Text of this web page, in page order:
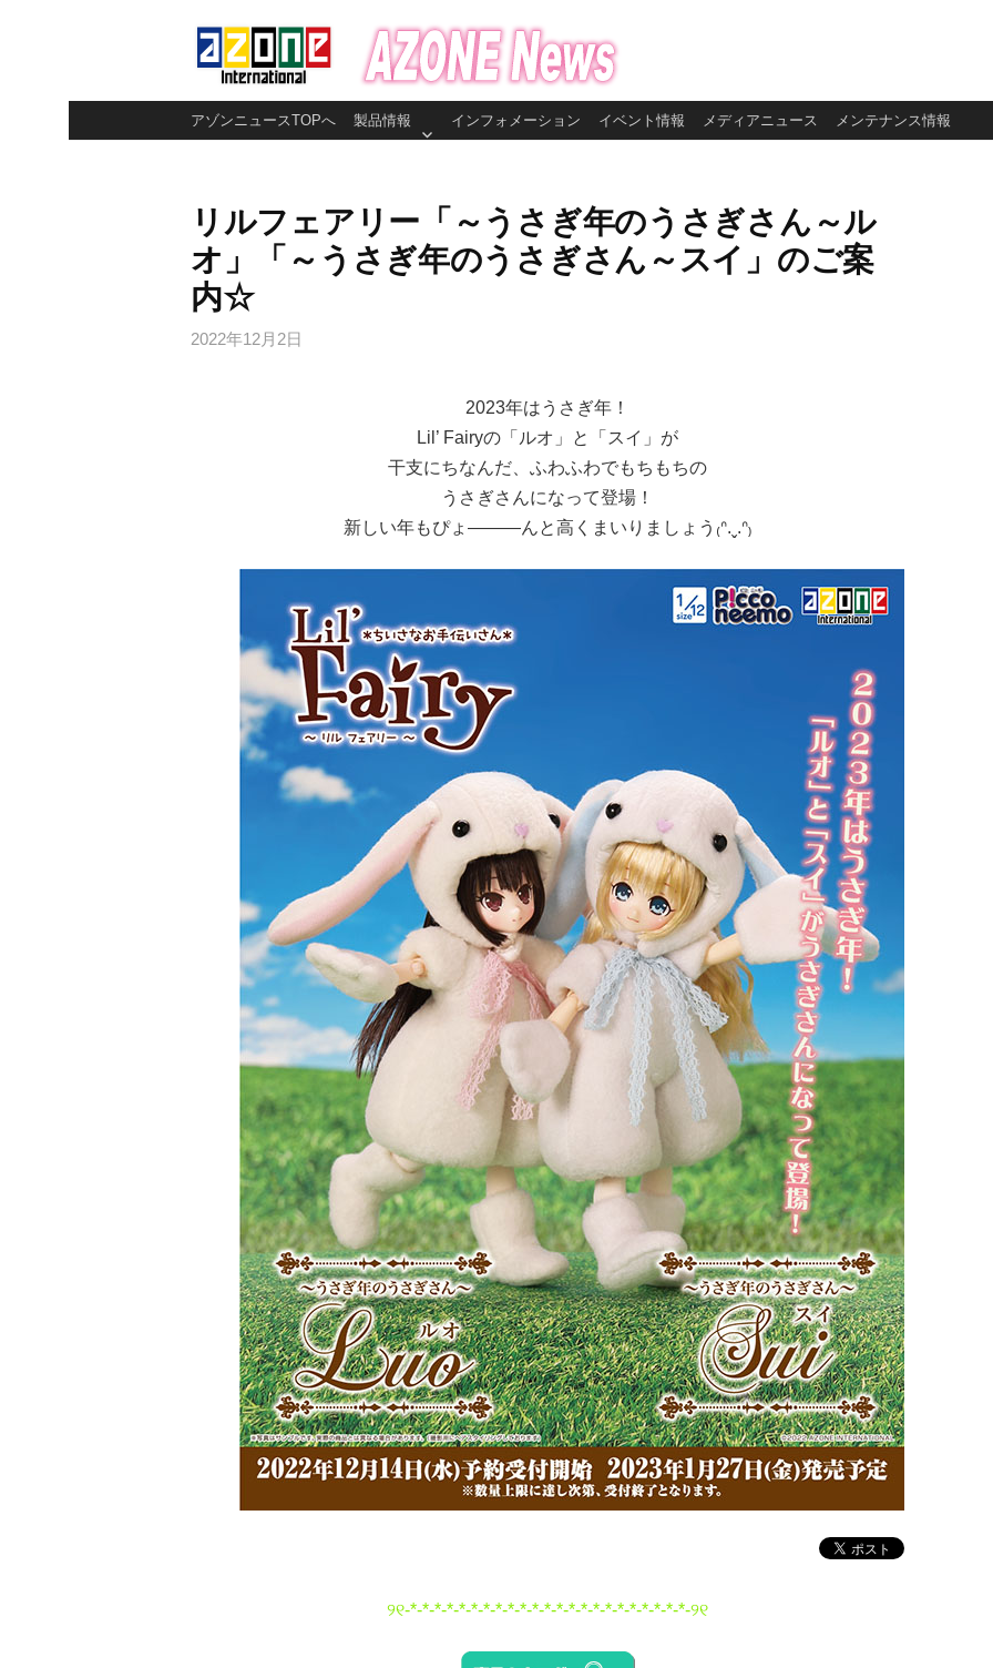
ン
アゾンニュースTOPへ 製品情報 インフォメーション イベント情報 メディアニュース メンテナンス情報
リルフェアリー「～うさぎ年のうさぎさん～ル
オ」「～うさぎ年のうさぎさん～スイ」のご案
内☆
2022年12月2日
2023年はうさぎ年！
Lil’ Fairyの「ルオ」と「スイ」が
干支にちなんだ、ふわふわでもちもちの
うさぎさんになって登場！
新しい年もぴょ———んと高くまいりましょう₍ᐢ.ˬ.ᐢ₎
୨୧-*-*-*-*-*-*-*-*-*-*-*-*-*-*-*-*-*-*-*-*-*-*-*-୨୧